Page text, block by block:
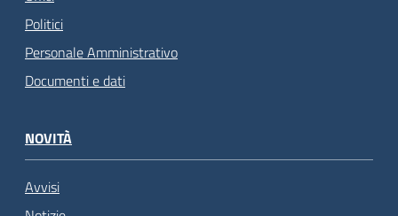
Politici
Personale Amministrativo
Documenti e dati
NOVITÀ
Avvisi